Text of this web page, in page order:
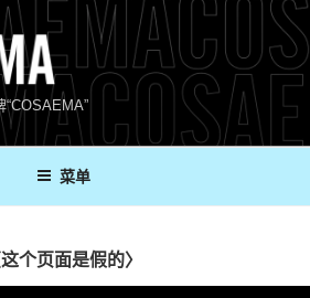
菜单
这个页面是假的〉